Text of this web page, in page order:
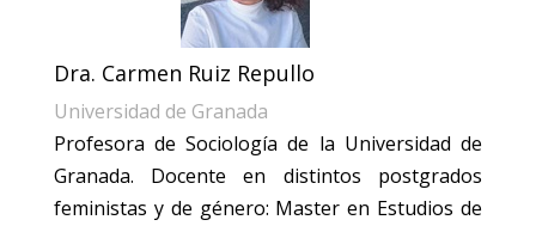
Dra. Carmen Ruiz Repullo
Universidad de Granada
Profesora de Sociología de la Universidad de
Granada. Docente en distintos postgrados
feministas y de género: Master en Estudios de